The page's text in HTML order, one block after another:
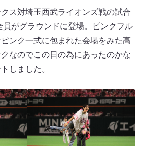
ス対埼玉西武ライオンズ戦の試合
員がグラウンドに登場。ピンクフル
ンク一式に包まれた会場をみた髙
なのでこの日の為にあったのかな
しました。